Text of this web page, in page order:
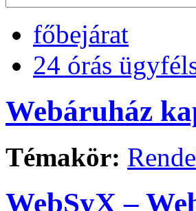
főbejárat
24 órás
Webáruház
Témakör:
WebSyX –